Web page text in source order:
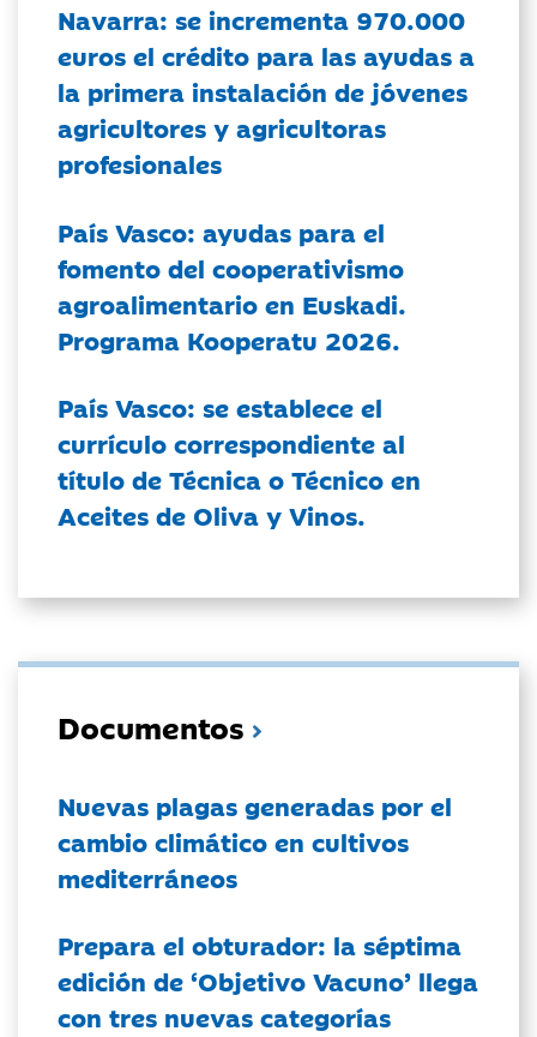
Navarra: se incrementa 970.000
euros el crédito para las ayudas a
la primera instalación de jóvenes
agricultores y agricultoras
profesionales
País Vasco: ayudas para el
fomento del cooperativismo
agroalimentario en Euskadi.
Programa Kooperatu 2026.
País Vasco: se establece el
currículo correspondiente al
título de Técnica o Técnico en
Aceites de Oliva y Vinos.
Documentos
Nuevas plagas generadas por el
cambio climático en cultivos
mediterráneos
Prepara el obturador: la séptima
edición de ‘Objetivo Vacuno’ llega
con tres nuevas categorías